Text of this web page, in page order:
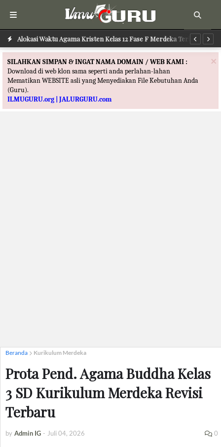
Alokasi Waktu Agama Kristen Kelas 12 Fase F Merdeka Terbaru
Alokasi Waktu Agama Khonghucu Kelas 12 Fase F Merdeka Terbaru
×
SILAHKAN SIMPAN & INGAT NAMA DOMAIN / WEB KAMI :
Download di web klon sama seperti anda perlahan-lahan
Mematikan WEBSITE asli yang Menyediakan File Kebutuhan Anda
(Guru).
ILMUGURU.org | JALURGURU.com
Beranda Kurikulum Merdeka
Prota Pend. Agama Buddha Kelas
3 SD Kurikulum Merdeka Revisi
Terbaru
by Admin IG - Juli 04, 2026 0